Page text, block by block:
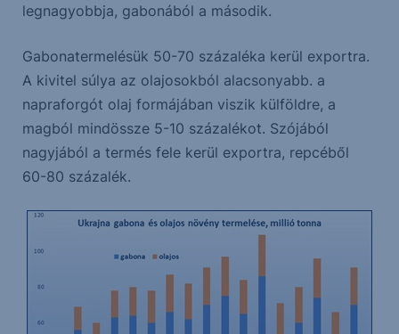
legnagyobbja, gabonából a második.
Gabonatermelésük 50-70 százaléka kerül exportra.
A kivitel súlya az olajosokból alacsonyabb. a
napraforgót olaj formájában viszik külföldre, a
magból mindössze 5-10 százalékot. Szójából
nagyjából a termés fele kerül exportra, repcéből
60-80 százalék.